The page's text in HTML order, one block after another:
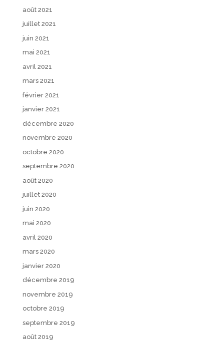
août 2021
juillet 2021
juin 2021
mai 2021
avril 2021
mars 2021
février 2021
janvier 2021
décembre 2020
novembre 2020
octobre 2020
septembre 2020
août 2020
juillet 2020
juin 2020
mai 2020
avril 2020
mars 2020
janvier 2020
décembre 2019
novembre 2019
octobre 2019
septembre 2019
août 2019